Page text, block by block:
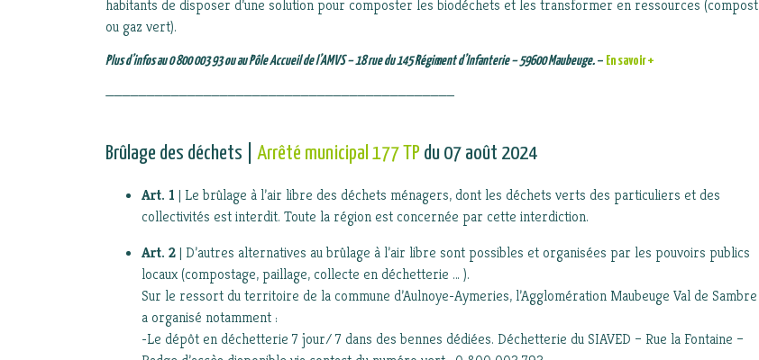
habitants de disposer d’une solution pour composter les biodéchets et les transformer en ressources (compost
ou gaz vert).
Plus d’infos au 0 800 003 93 ou au Pôle Accueil de l’AMVS – 18 rue du 145 Régiment d’Infanterie – 59600 Maubeuge. – En savoir +
___________________________________________
Brûlage des déchets | Arrêté municipal 177 TP du 07 août 2024
Art. 1 | Le brûlage à l’air libre des déchets ménagers, dont les déchets verts des particuliers et des
collectivités est interdit. Toute la région est concernée par cette interdiction.
Art. 2| D’autres alternatives au brûlage à l’air libre sont possibles et organisées par les pouvoirs publics
locaux (compostage, paillage, collecte en déchetterie … ).
Sur le ressort du territoire de la commune d’Aulnoye-Aymeries, l’Agglomération Maubeuge Val de Sambre
a organisé notamment :
-Le dépôt en déchetterie 7 jour/ 7 dans des bennes dédiées. Déchetterie du SIAVED – Rue la Fontaine –